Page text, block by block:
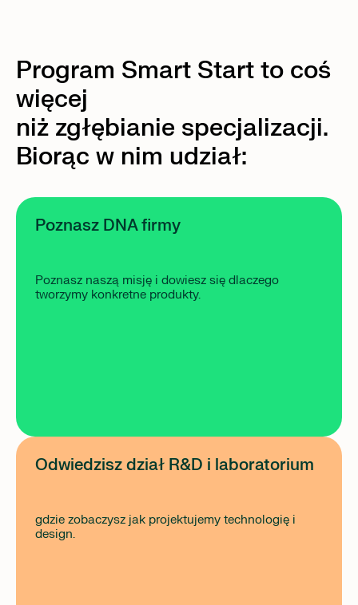
Program Smart Start to coś
więcej
niż zgłębianie specjalizacji.
Biorąc w nim udział:
Poznasz DNA firmy
Poznasz naszą misję i dowiesz się dlaczego
tworzymy konkretne produkty.
Odwiedzisz dział R&D i laboratorium
gdzie zobaczysz jak projektujemy technologię i
design.